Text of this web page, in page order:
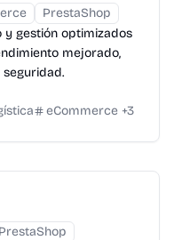
PrestaShop
y gestión optimizados
mejorado,
eCommerce +3
PrestaShop